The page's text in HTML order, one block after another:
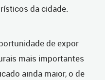
da cidade.
de expor
mais importantes
ainda maior, o de